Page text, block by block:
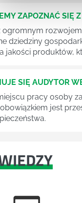
ZAPOZNAĆ SIĘ
ogromnym
dziedziny
jakości produktów,
SIĘ AUDYTOR
pracy osoby
jest